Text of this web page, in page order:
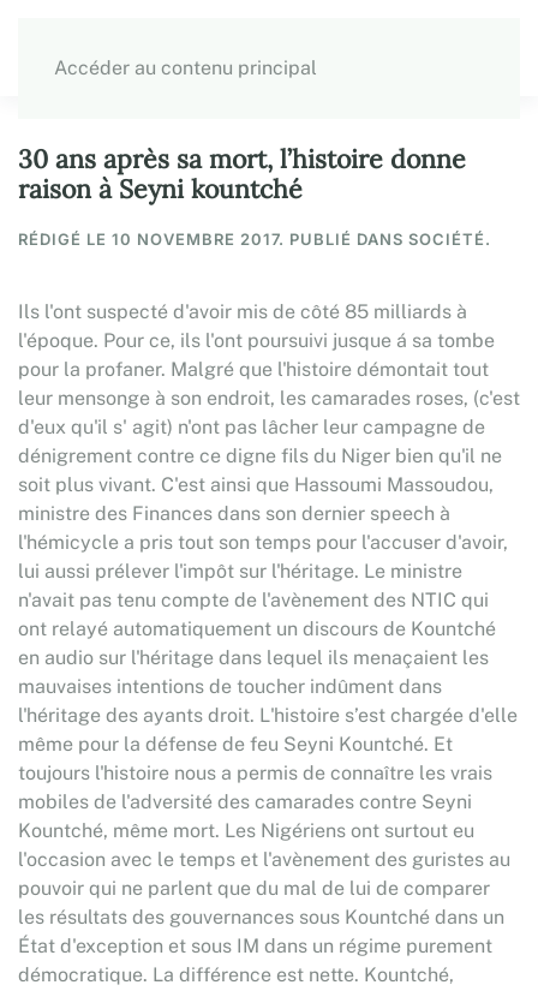
Accéder au contenu principal
30 ans après sa mort, l’histoire donne
raison à Seyni kountché
RÉDIGÉ LE 10 NOVEMBRE 2017. PUBLIÉ DANS SOCIÉTÉ.
Ils l'ont suspecté d'avoir mis de côté 85 milliards à
l'époque. Pour ce, ils l'ont poursuivi jusque á sa tombe
pour la profaner. Malgré que l'histoire démontait tout
leur mensonge à son endroit, les camarades roses, (c'est
d'eux qu'il s' agit) n'ont pas lâcher leur campagne de
dénigrement contre ce digne fils du Niger bien qu'il ne
soit plus vivant. C'est ainsi que Hassoumi Massoudou,
ministre des Finances dans son dernier speech à
l'hémicycle a pris tout son temps pour l'accuser d'avoir,
lui aussi prélever l'impôt sur l'héritage. Le ministre
n'avait pas tenu compte de l'avènement des NTIC qui
ont relayé automatiquement un discours de Kountché
en audio sur l'héritage dans lequel ils menaçaient les
mauvaises intentions de toucher indûment dans
l'héritage des ayants droit. L'histoire s’est chargée d'elle
même pour la défense de feu Seyni Kountché. Et
toujours l'histoire nous a permis de connaître les vrais
mobiles de l'adversité des camarades contre Seyni
Kountché, même mort. Les Nigériens ont surtout eu
l'occasion avec le temps et l'avènement des guristes au
pouvoir qui ne parlent que du mal de lui de comparer
les résultats des gouvernances sous Kountché dans un
État d'exception et sous IM dans un régime purement
démocratique. La différence est nette. Kountché,